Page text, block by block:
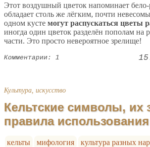
Этот воздушный цветок напоминает
обладает столь же лёгким, почти
одном кусте могут распускаться цветы
иногда один цветок разделён пополам на
части. Это просто невероятное зрелище!
Комментарии: 1
Культура, искусство
Кельтские символы, их
правила использования
кельты мифология культура разных